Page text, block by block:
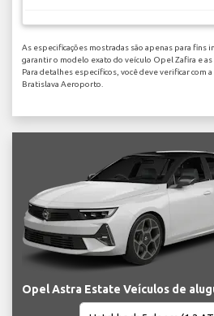
As especificações mostradas são apenas para fins
garantir o modelo exato do veículo Opel Zafira e as
Para detalhes específicos, você deve verificar com
Bratislava Aeroporto.
Opel Astra Estate Veículos de